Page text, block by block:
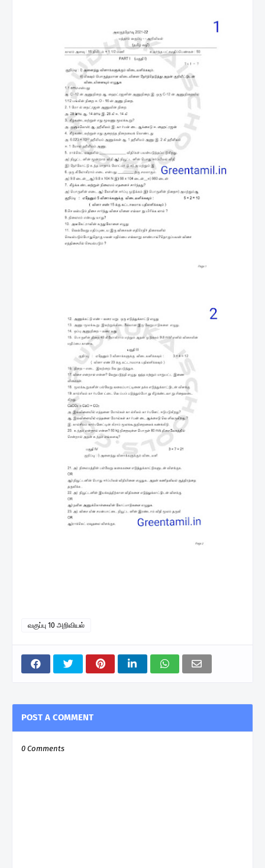
வகுப்பு 10 அறிவியல்
POST A COMMENT
0 Comments